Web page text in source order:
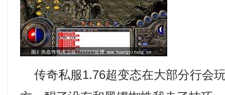
传奇私服1.76超变态在大部分行会